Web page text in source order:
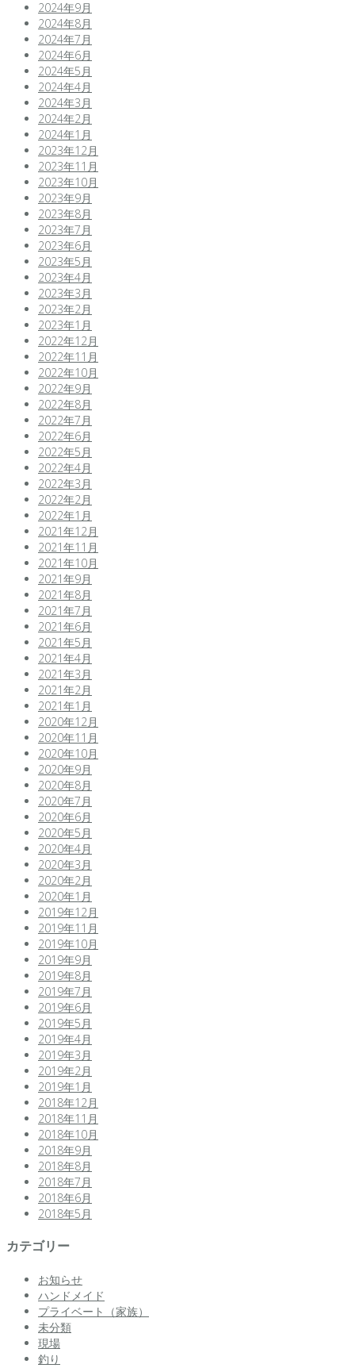
2024年9月
2024年8月
2024年7月
2024年6月
2024年5月
2024年4月
2024年3月
2024年2月
2024年1月
2023年12月
2023年11月
2023年10月
2023年9月
2023年8月
2023年7月
2023年6月
2023年5月
2023年4月
2023年3月
2023年2月
2023年1月
2022年12月
2022年11月
2022年10月
2022年9月
2022年8月
2022年7月
2022年6月
2022年5月
2022年4月
2022年3月
2022年2月
2022年1月
2021年12月
2021年11月
2021年10月
2021年9月
2021年8月
2021年7月
2021年6月
2021年5月
2021年4月
2021年3月
2021年2月
2021年1月
2020年12月
2020年11月
2020年10月
2020年9月
2020年8月
2020年7月
2020年6月
2020年5月
2020年4月
2020年3月
2020年2月
2020年1月
2019年12月
2019年11月
2019年10月
2019年9月
2019年8月
2019年7月
2019年6月
2019年5月
2019年4月
2019年3月
2019年2月
2019年1月
2018年12月
2018年11月
2018年10月
2018年9月
2018年8月
2018年7月
2018年6月
2018年5月
カテゴリー
お知らせ
ハンドメイド
プライベート（家族）
未分類
現場
釣り